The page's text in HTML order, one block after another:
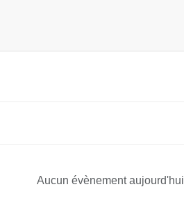
Aucun évènement aujourd'hui